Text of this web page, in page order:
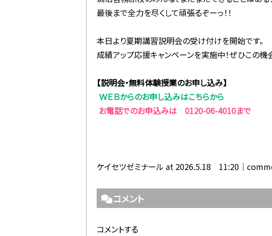
最後まで全力を尽くして頑張るぞーっ！！
本日より夏期講習説明会の受け付けを開始です。
成績アップ応援キャンペーンを実施中！ぜひこの
【説明会・無料体験授業のお申し込み】
ＷＥＢからのお申し込みはこちらから
お電話でのお申込みは 0120-06-4010まで
ケイセツゼミナール at 2026.5.18 11:20│
コメント
コメントする